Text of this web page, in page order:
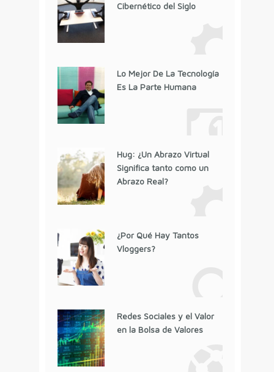
Cibernético del Siglo
Lo Mejor De La Tecnología
Es La Parte Humana
Hug: ¿Un Abrazo Virtual
Significa tanto como un
Abrazo Real?
¿Por Qué Hay Tantos
Vloggers?
Redes Sociales y el Valor
en la Bolsa de Valores